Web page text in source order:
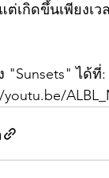
ต่เกิดขึ้นเพียงเ
"Sunsets" ได้ที่: